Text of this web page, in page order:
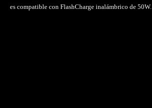
es compatible con FlashCharge inalámbrico de 50W.